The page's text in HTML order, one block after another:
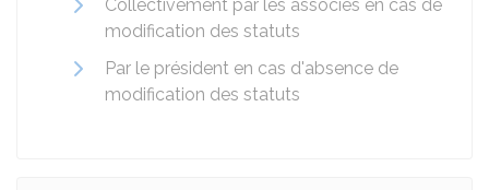
Collectivement par les associés en cas de
modification des statuts
Par le président en cas d'absence de
modification des statuts